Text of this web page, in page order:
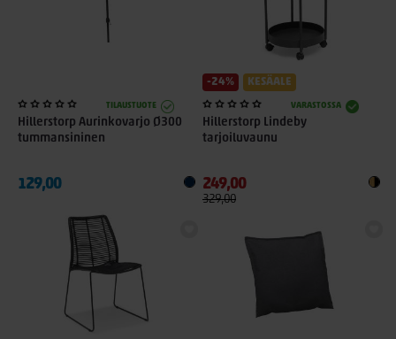
TILAUSTUOTE
Hillerstorp Aurinkovarjo Ø300
tummansininen
129,00
-24% KESÄALE
VARASTOSSA
Hillerstorp Lindeby
tarjoiluvaunu
249,00
329,00